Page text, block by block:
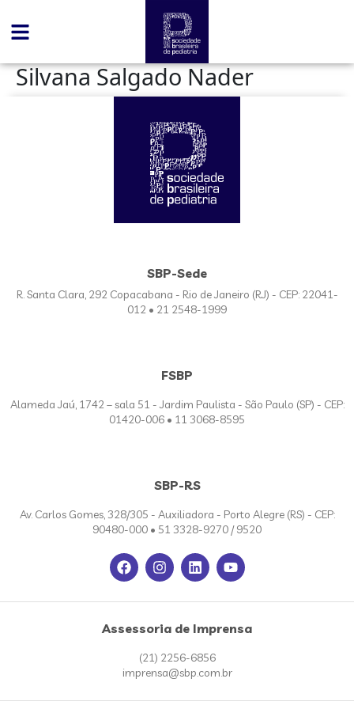
Silvana Salgado Nader
SBP-Sede
R. Santa Clara, 292 Copacabana - Rio de Janeiro (RJ) - CEP: 22041-
012 • 21 2548-1999
FSBP
Alameda Jaú, 1742 – sala 51 - Jardim Paulista - São Paulo (SP) - CEP:
01420-006 • 11 3068-8595
SBP-RS
Av. Carlos Gomes, 328/305 - Auxiliadora - Porto Alegre (RS) - CEP:
90480-000 • 51 3328-9270 / 9520
Assessoria de Imprensa
(21) 2256-6856
imprensa@sbp.com.br